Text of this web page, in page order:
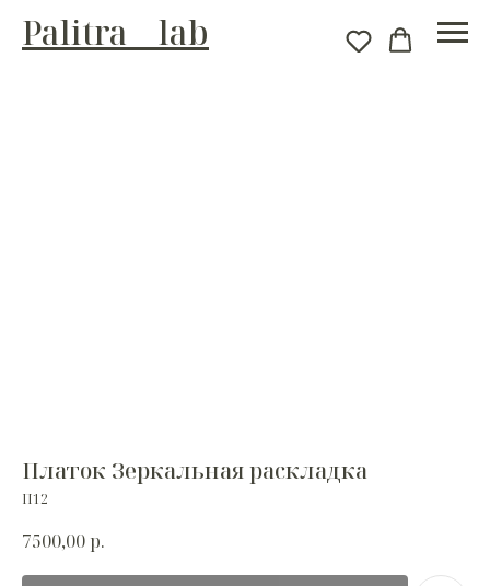
Palitra__lab
Платок Зеркальная раскладка
П12
7500,00 р.